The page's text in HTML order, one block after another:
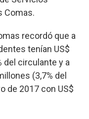
Comas.
recordó que a
tenían US$
del circulante y a
(3,7% del
de 2017 con US$